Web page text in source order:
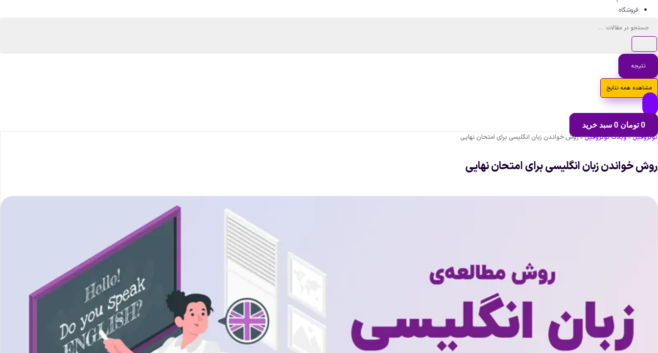
فروشگاه
جستجو
نتیجه
مشاهده همه نتایج
0 تومان 0 سبد خرید
نوتروفیل»وبلاگ نوتروفیل»روش خواندن زبان انگلیسی برای امتحان نهایی
روش خواندن زبان انگلیسی برای امتحان نهایی